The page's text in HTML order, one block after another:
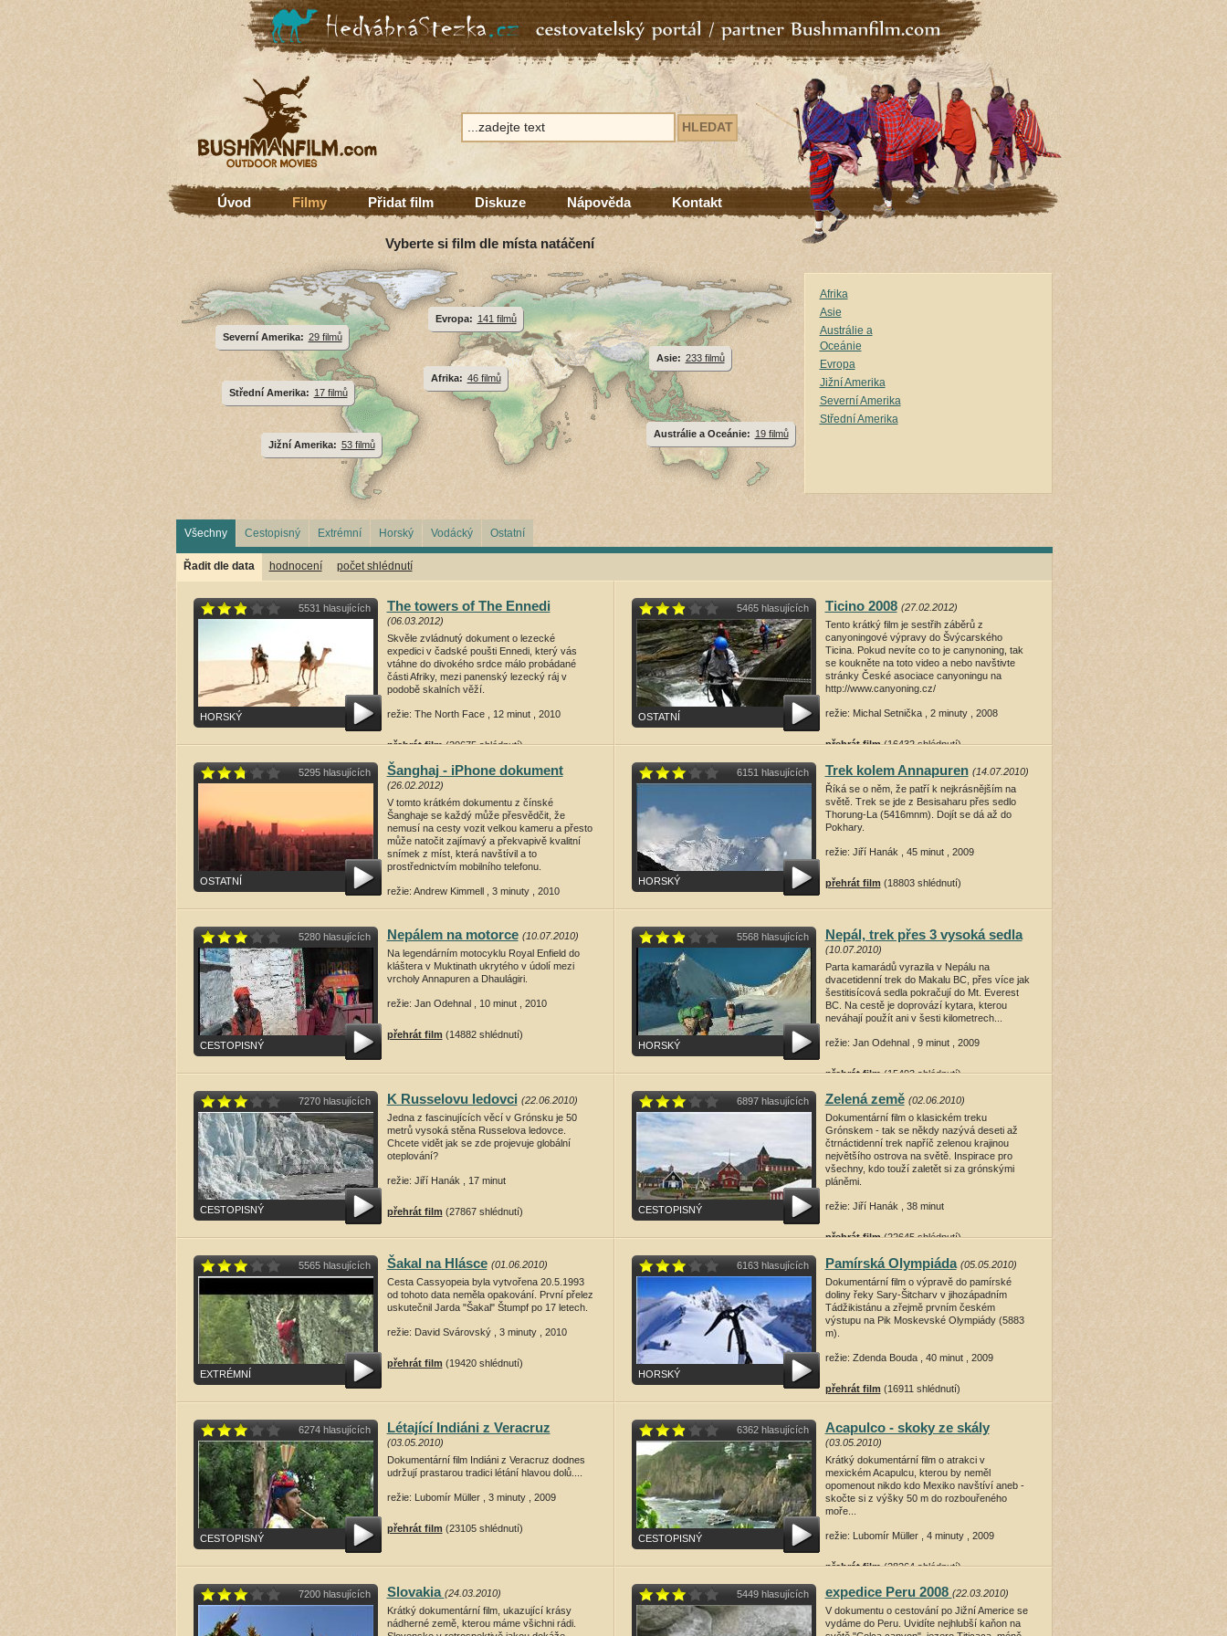
Úvod Filmy Přidat film Diskuze Nápověda Kontakt
Vyberte si film dle místa natáčení
Afrika: 46 filmů
Asie: 233 filmů
Austrálie a Oceánie: 19 filmů
Evropa: 141 filmů
Jižní Amerika: 53 filmů
Severní Amerika: 29 filmů
Střední Amerika: 17 filmů
Afrika
Asie
Austrálie a
Oceánie
Evropa
Jižní Amerika
Severní Amerika
Střední Amerika
Všechny Cestopisný Extrémní Horský Vodácký Ostatní
Řadit dle data hodnocení počet shlédnutí
5531 hlasujících
HORSKÝ
The towers of The Ennedi
(06.03.2012)
Skvěle zvládnutý dokument o lezecké
expedici v čadské poušti Ennedi, který vás
vtáhne do divokého srdce málo probádané
části Afriky, mezi panenský lezecký ráj v
podobě skalních věží.
režie: The North Face , 12 minut , 2010
přehrát film (20675 shlédnutí)
5465 hlasujících
OSTATNÍ
Ticino 2008 (27.02.2012)
Tento krátký film je sestřih záběrů z
canyoningové výpravy do Švýcarského
Ticina. Pokud nevíte co to je canynoning, tak
se koukněte na toto video a nebo navštivte
stránky České asociace canyoningu na
http://www.canyoning.cz/
režie: Michal Setnička , 2 minuty , 2008
přehrát film (16432 shlédnutí)
5295 hlasujících
OSTATNÍ
Šanghaj - iPhone dokument
(26.02.2012)
V tomto krátkém dokumentu z čínské
Šanghaje se každý může přesvědčit, že
nemusí na cesty vozit velkou kameru a přesto
může natočit zajímavý a překvapivě kvalitní
snímek z míst, která navštívil a to
prostřednictvím mobilního telefonu.
režie: Andrew Kimmell , 3 minuty , 2010
6151 hlasujících
HORSKÝ
Trek kolem Annapuren (14.07.2010)
Říká se o něm, že patří k nejkrásnějším na
světě. Trek se jde z Besisaharu přes sedlo
Thorung-La (5416mnm). Dojít se dá až do
Pokhary.
režie: Jiří Hanák , 45 minut , 2009
přehrát film (18803 shlédnutí)
5280 hlasujících
CESTOPISNÝ
Nepálem na motorce (10.07.2010)
Na legendárním motocyklu Royal Enfield do
kláštera v Muktinath ukrytého v údolí mezi
vrcholy Annapuren a Dhaulágiri.
režie: Jan Odehnal , 10 minut , 2010
přehrát film (14882 shlédnutí)
5568 hlasujících
HORSKÝ
Nepál, trek přes 3 vysoká sedla
(10.07.2010)
Parta kamarádů vyrazila v Nepálu na
dvacetidenní trek do Makalu BC, přes více jak
šestitisícová sedla pokračují do Mt. Everest
BC. Na cestě je doprovází kytara, kterou
neváhají použít ani v šesti kilometrech...
režie: Jan Odehnal , 9 minut , 2009
přehrát film (15493 shlédnutí)
7270 hlasujících
CESTOPISNÝ
K Russelovu ledovci (22.06.2010)
Jedna z fascinujících věcí v Grónsku je 50
metrů vysoká stěna Russelova ledovce.
Chcete vidět jak se zde projevuje globální
oteplování?
režie: Jiří Hanák , 17 minut
přehrát film (27867 shlédnutí)
6897 hlasujících
CESTOPISNÝ
Zelená země (02.06.2010)
Dokumentární film o klasickém treku
Grónskem - tak se někdy nazývá deseti až
čtrnáctidenní trek napříč zelenou krajinou
největšího ostrova na světě. Inspirace pro
všechny, kdo touží zaletět si za grónskými
pláněmi.
režie: Jiří Hanák , 38 minut
přehrát film (22645 shlédnutí)
5565 hlasujících
EXTRÉMNÍ
Šakal na Hlásce (01.06.2010)
Cesta Cassyopeia byla vytvořena 20.5.1993
od tohoto data neměla opakování. První přelez
uskutečnil Jarda "Šakal" Štumpf po 17 letech.
režie: David Svárovský , 3 minuty , 2010
přehrát film (19420 shlédnutí)
6163 hlasujících
HORSKÝ
Pamírská Olympiáda (05.05.2010)
Dokumentární film o výpravě do pamírské
doliny řeky Sary-Šitcharv v jihozápadním
Tádžikistánu a zřejmě prvním českém
výstupu na Pik Moskevské Olympiády (5883
m).
režie: Zdenda Bouda , 40 minut , 2009
přehrát film (16911 shlédnutí)
6274 hlasujících
CESTOPISNÝ
Létající Indiáni z Veracruz
(03.05.2010)
Dokumentární film Indiáni z Veracruz dodnes
udržují prastarou tradici létání hlavou dolů....
režie: Lubomír Müller , 3 minuty , 2009
přehrát film (23105 shlédnutí)
6362 hlasujících
CESTOPISNÝ
Acapulco - skoky ze skály
(03.05.2010)
Krátký dokumentární film o atrakci v
mexickém Acapulcu, kterou by neměl
opomenout nikdo kdo Mexiko navštíví aneb -
skočte si z výšky 50 m do rozbouřeného
moře...
režie: Lubomír Müller , 4 minuty , 2009
přehrát film (28264 shlédnutí)
7200 hlasujících Slovakia (24.03.2010)
Krátký dokumentární film, ukazující krásy
nádherné země, kterou máme všichni rádi.
5449 hlasujících expedice Peru 2008 (22.03.2010)
V dokumentu o cestování po Jižní Americe se
vydáme do Peru. Uvidíte nejhlubší kaňon na